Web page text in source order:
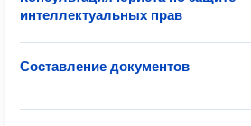
интеллектуальных прав
Составление документов